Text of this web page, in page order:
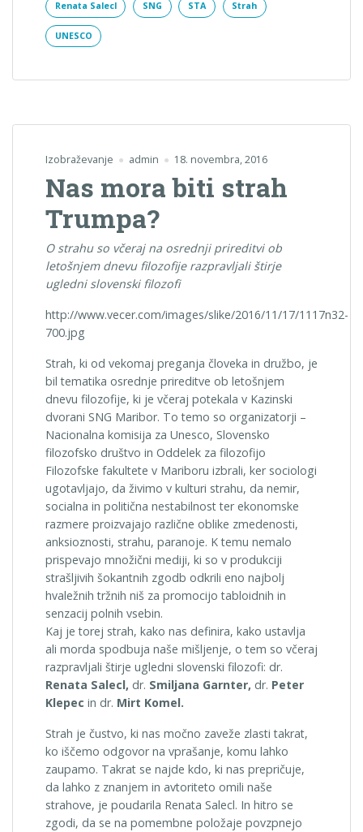
Renata Salecl SNG STA Strah
UNESCO
Izobraževanje admin 18. novembra, 2016
Nas mora biti strah
Trumpa?
O strahu so včeraj na osrednji prireditvi ob
letošnjem dnevu filozofije razpravljali štirje
ugledni slovenski filozofi
http://www.vecer.com/images/slike/2016/11/17/1117n32-
700.jpg
Strah, ki od vekomaj preganja človeka in družbo, je
bil tematika osrednje prireditve ob letošnjem
dnevu filozofije, ki je včeraj potekala v Kazinski
dvorani SNG Maribor. To temo so organizatorji –
Nacionalna komisija za Unesco, Slovensko
filozofsko društvo in Oddelek za filozofijo
Filozofske fakultete v Mariboru izbrali, ker sociologi
ugotavljajo, da živimo v kulturi strahu, da nemir,
socialna in politična nestabilnost ter ekonomske
razmere proizvajajo različne oblike zmedenosti,
anksioznosti, strahu, paranoje. K temu nemalo
prispevajo množični mediji, ki so v produkciji
strašljivih šokantnih zgodb odkrili eno najbolj
hvaležnih tržnih niš za promocijo tabloidnih in
senzacij polnih vsebin.
Kaj je torej strah, kako nas definira, kako ustavlja
ali morda spodbuja naše mišljenje, o tem so včeraj
razpravljali štirje ugledni slovenski filozofi: dr.
Renata Salecl, dr. Smiljana Garnter, dr. Peter
Klepec in dr. Mirt Komel.
Strah je čustvo, ki nas močno zaveže zlasti takrat,
ko iščemo odgovor na vprašanje, komu lahko
zaupamo. Takrat se najde kdo, ki nas prepričuje,
da lahko z znanjem in avtoriteto omili naše
strahove, je poudarila Renata Salecl. In hitro se
zgodi, da se na pomembne položaje povzpnejo